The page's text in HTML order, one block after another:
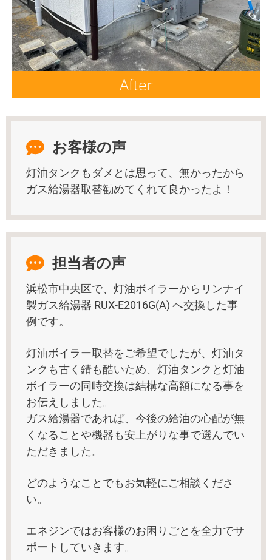
After
お客様の声
灯油タンクもダメとは思って、無かったから
ガス給湯器取替勧めてくれて良かったよ！
担当者の声
浜松市中央区で、灯油ボイラーからリンナイ
製ガス給湯器 RUX-E2016G(A) へ交換した事
例です。
灯油ボイラー取替をご希望でしたが、灯油タ
ンクも古く錆も酷いため、灯油タンクと灯油
ボイラーの同時交換は結構な高額になる事を
お伝えしました。
ガス給湯器であれば、今後の給油の心配が無
くなることや機器も安上がりな事で選んでい
ただきました。
どのようなことでもお気軽にご相談くださ
い。
エネジンではお客様のお困りごとを全力でサ
ポートしていきます。